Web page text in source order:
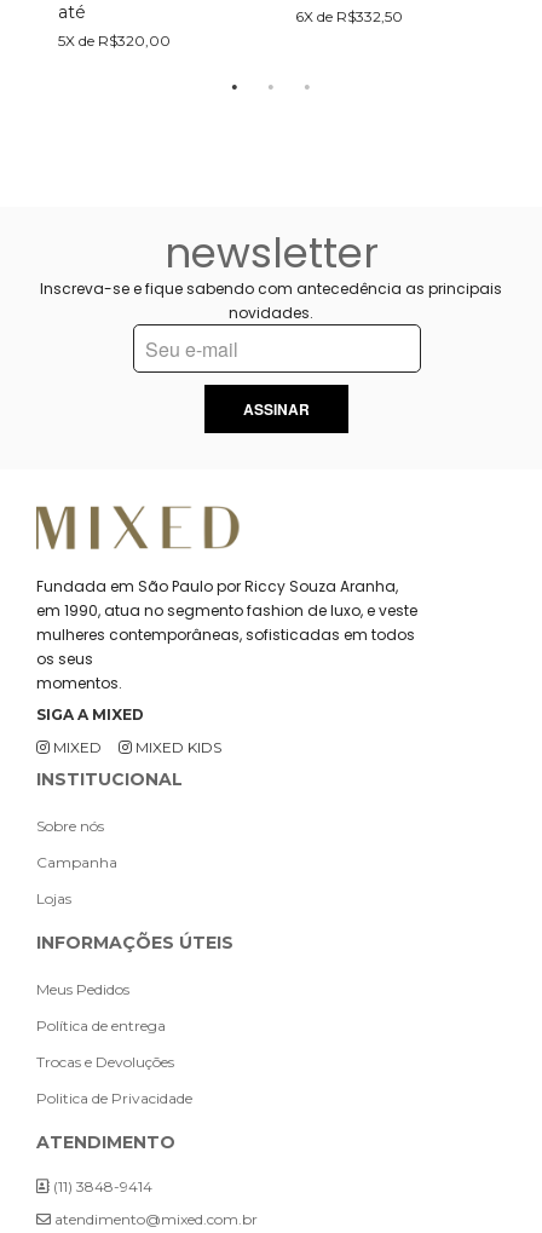
até
5X de R$320,00
6X de R$332,50
newsletter
Inscreva-se e fique sabendo com antecedência as principais
novidades.
ASSINAR
Fundada em São Paulo por Riccy Souza Aranha,
em 1990, atua no segmento fashion de luxo, e veste
mulheres contemporâneas, sofisticadas em todos
os seus
momentos.
SIGA A MIXED
MIXED
MIXED KIDS
INSTITUCIONAL
Sobre nós
Campanha
Lojas
INFORMAÇÕES ÚTEIS
Meus Pedidos
Política de entrega
Trocas e Devoluções
Politica de Privacidade
ATENDIMENTO
(11) 3848-9414
atendimento@mixed.com.br